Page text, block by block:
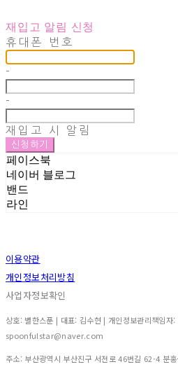
재입고 알림 신청
휴대폰 번호
-
-
재입고 시 알림
신청하기
페이스북
네이버 블로그
밴드
라인
이용약관
개인정보처리방침
사업자정보확인
상호: 별한스푼 | 대표: 김수현 | 개인정보관리책임자
spoonfulstar@naver.com
주소: 부산광역시 부산진구 서전로 46번길 62-4 분